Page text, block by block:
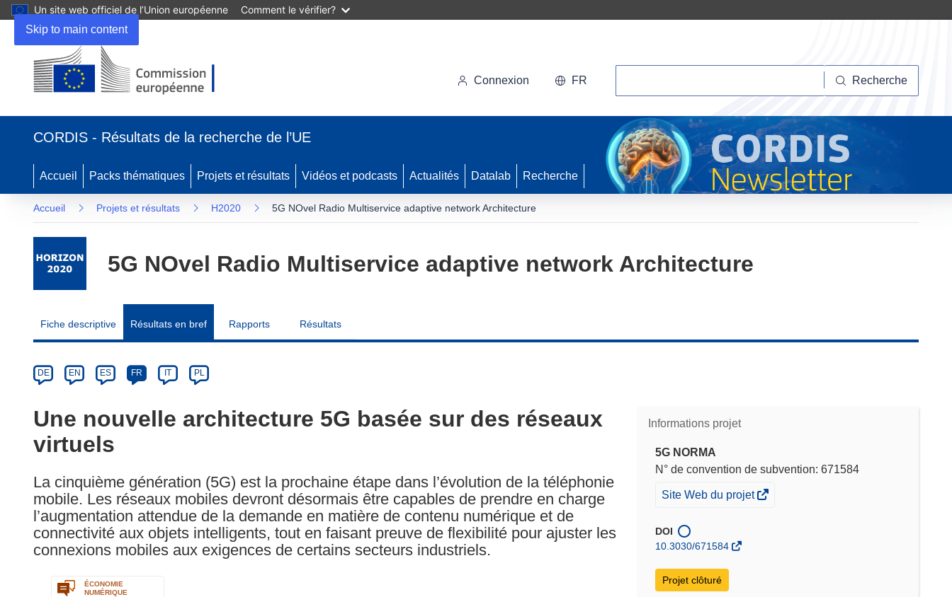
Skip to main content
Un site web officiel de l’Union européenne Comment le vérifier?
une
fenêtre)
Connexion FR Recherche
CORDIS - Résultats de la recherche de l’UE
Accueil Packs thématiques Projets et résultats Vidéos et podcasts Actualités Datalab Recherche
Accueil Projets et résultats H2020 5G NOvel Radio Multiservice adaptive network Architecture
5G NOvel Radio Multiservice adaptive network Architecture
Fiche descriptive Résultats en bref Rapports Résultats
Category
Article
available
the
following
languages:
DE EN ES FR IT PL
Une nouvelle architecture 5G basée sur des réseaux
virtuels
La cinquième génération (5G) est la prochaine étape dans l’évolution de la téléphonie
mobile. Les réseaux mobiles devront désormais être capables de prendre en charge
l’augmentation attendue de la demande en matière de contenu numérique et de
connectivité aux objets intelligents, tout en faisant preuve de flexibilité pour ajuster les
connexions mobiles aux exigences de certains secteurs industriels.
ÉCONOMIE
NUMÉRIQUE
Informations projet
5G NORMA
N° de convention de subvention: 671584
(s’ouvre
une
nouvelle
Site Web du projet
DOI
10.3030/671584
Projet clôturé